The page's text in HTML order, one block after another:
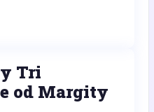
Tri
od Margity